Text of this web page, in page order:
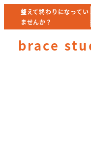
整えて終わりになってい
ませんか？
brace
整えて終わりになってい
ませんか？